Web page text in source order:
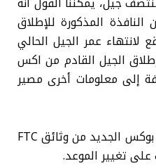
المذكورة للإطلاق
لانتهاء عمر الجيل الحالي
سبب إطلاق الجيل القادم من اكس
إلى معلومات أخرى مصير
تسريب موعد إطلاق اكس بوكس الجديد من وثائق FTC
تغيير الموعد.